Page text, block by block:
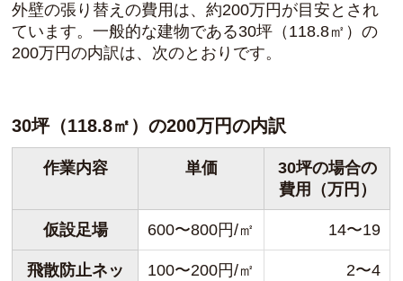
外壁の張り替えの費用は、約200万円が目安とされ
ています。一般的な建物である30坪（118.8㎡）の
200万円の内訳は、次のとおりです。
30坪（118.8㎡）の200万円の内訳
作業内容 単価
30坪の場合の
費用（万円）
仮設足場 600〜800円/㎡ 14〜19
飛散防止ネッ
100〜200円/㎡ 2〜4